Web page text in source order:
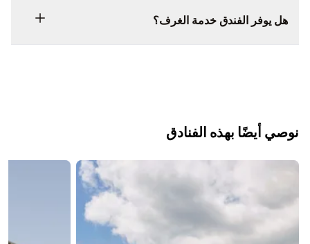
هل يوفر الفندق خدمة الغرف؟
نوصي أيضًا بهذه الفنادق